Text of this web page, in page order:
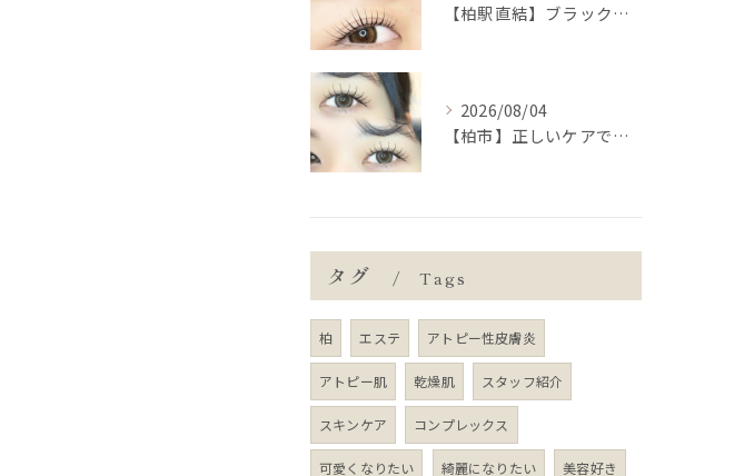
【柏駅直結】ブラックティントパーマの推しポイント🐦‍⬛🖤
2026/08/04
【柏市】正しいケアでマツエク長持ち🍒意識するポイント5つ💫
タグ Tags
柏 エステ アトピー性皮膚炎
アトピー肌 乾燥肌 スタッフ紹介
スキンケア コンプレックス
可愛くなりたい 綺麗になりたい 美容好き